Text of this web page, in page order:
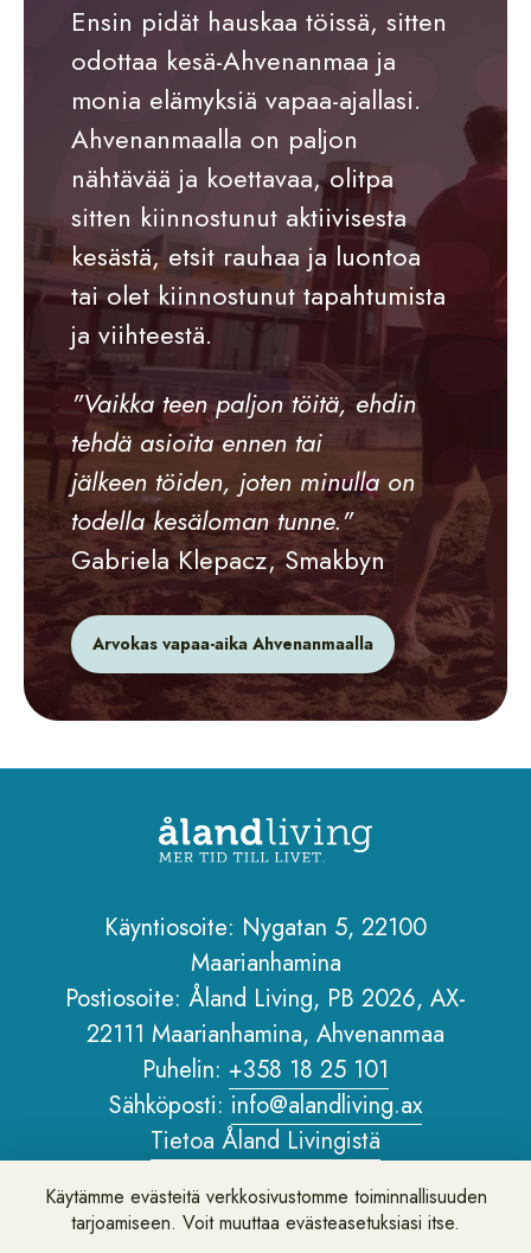
Ensin pidät hauskaa töissä, sitten
odottaa kesä-Ahvenanmaa ja
monia elämyksiä vapaa-ajallasi.
Ahvenanmaalla on paljon
nähtävää ja koettavaa, olitpa
sitten kiinnostunut aktiivisesta
kesästä, etsit rauhaa ja luontoa
tai olet kiinnostunut tapahtumista
ja viihteestä.
"Vaikka teen paljon töitä, ehdin
tehdä asioita ennen tai
jälkeen töiden, joten minulla on
todella kesäloman tunne."
Gabriela Klepacz, Smakbyn
Arvokas vapaa-aika Ahvenanmaalla
Käyntiosoite: Nygatan 5, 22100
Maarianhamina
Postiosoite: Åland Living, PB 2026, AX-
22111 Maarianhamina, Ahvenanmaa
Puhelin: +358 18 25 101
Sähköposti: info@alandliving.ax
Tietoa Åland Livingistä
Tietoa verkkosivustosta
Käytämme evästeitä verkkosivustomme toiminnallisuuden
tarjoamiseen. Voit muuttaa evästeasetuksiasi itse.